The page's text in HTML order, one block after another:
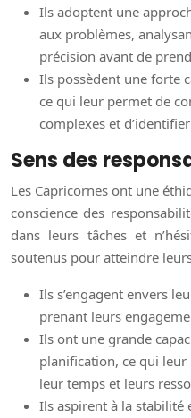
Ils adoptent une
aux problèmes,
précision avant de
Ils possèdent une forte
ce qui leur permet de
complexes et
Sens des
Les Capricornes ont une
conscience des
dans leurs tâches et
soutenus pour atteindre
Ils s’engagent envers
prenant leurs
Ils ont une grande
planification, ce qui
leur temps et leurs
Ils aspirent à la stabilité